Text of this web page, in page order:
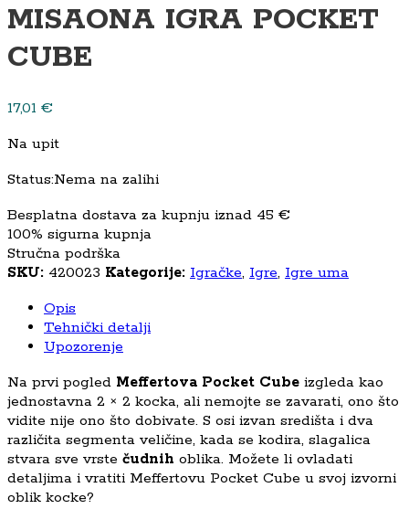
MISAONA IGRA POCKET
CUBE
17,01 €
Na upit
Status:Nema na zalihi
Besplatna dostava za kupnju iznad 45 €
100% sigurna kupnja
Stručna podrška
SKU: 420023 Kategorije: Igračke, Igre, Igre uma
Opis
Tehnički detalji
Upozorenje
Na prvi pogled Meffertova Pocket Cube izgleda kao
jednostavna 2 × 2 kocka, ali nemojte se zavarati, ono što
vidite nije ono što dobivate. S osi izvan središta i dva
različita segmenta veličine, kada se kodira, slagalica
stvara sve vrste čudnih oblika. Možete li ovladati
detaljima i vratiti Meffertovu Pocket Cube u svoj izvorni
oblik kocke?